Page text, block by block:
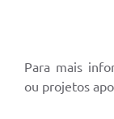
Para mais
ou projetos